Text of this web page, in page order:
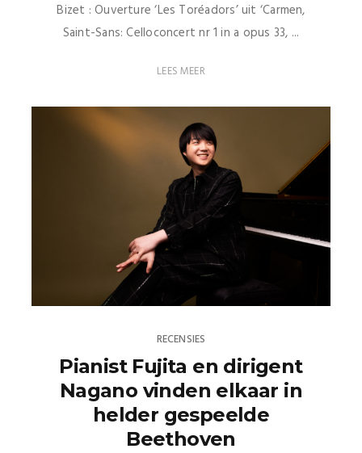
Bizet : Ouverture ‘Les Toréadors’ uit ‘Carmen,
Saint-Sans: Celloconcert nr 1 in a opus 33, ...
LEES MEER
RECENSIES
Pianist Fujita en dirigent
Nagano vinden elkaar in
helder gespeelde
Beethoven